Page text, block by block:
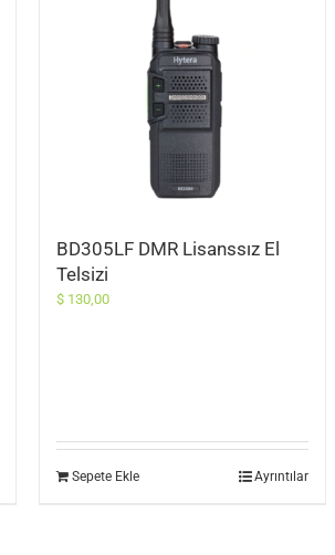
BD305LF DMR Lisanssız El
Telsizi
$ 130,00
Sepete Ekle Ayrıntılar